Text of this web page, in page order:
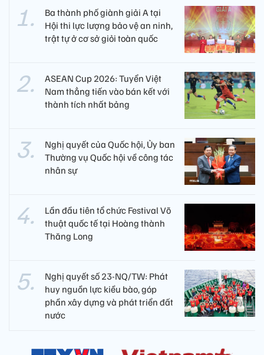
Ba thành phố giành giải A tại
Hội thi lực lượng bảo vệ an ninh,
trật tự ở cơ sở giỏi toàn quốc
ASEAN Cup 2026: Tuyển Việt
Nam thẳng tiến vào bán kết với
thành tích nhất bảng
Nghị quyết của Quốc hội, Ủy ban
Thường vụ Quốc hội về công tác
nhân sự
Lần đầu tiên tổ chức Festival Võ
thuật quốc tế tại Hoàng thành
Thăng Long
Nghị quyết số 23-NQ/TW: Phát
huy nguồn lực kiều bào, góp
phần xây dựng và phát triển đất
nước